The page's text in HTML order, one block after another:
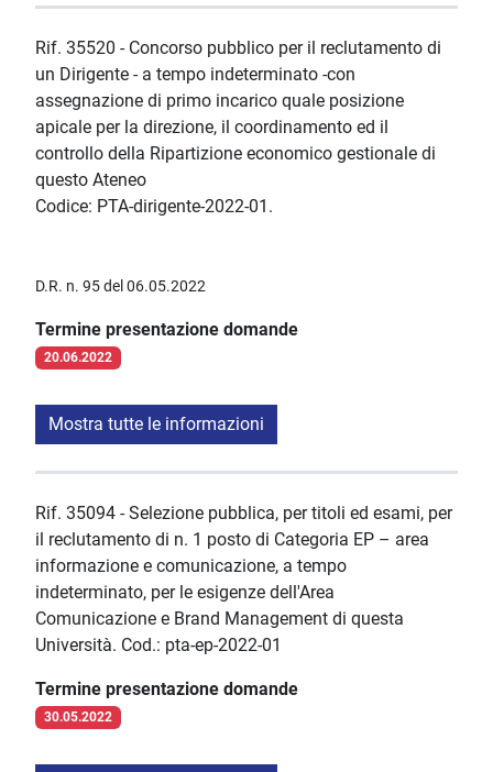
Rif. 35520 - Concorso pubblico per il reclutamento di
un Dirigente - a tempo indeterminato -con
assegnazione di primo incarico quale posizione
apicale per la direzione, il coordinamento ed il
controllo della Ripartizione economico gestionale di
questo Ateneo
Codice: PTA-dirigente-2022-01.
D.R. n. 95 del 06.05.2022
Termine presentazione domande
20.06.2022
Mostra tutte le informazioni
Rif. 35094 - Selezione pubblica, per titoli ed esami, per
il reclutamento di n. 1 posto di Categoria EP – area
informazione e comunicazione, a tempo
indeterminato, per le esigenze dell'Area
Comunicazione e Brand Management di questa
Università. Cod.: pta-ep-2022-01
Termine presentazione domande
30.05.2022